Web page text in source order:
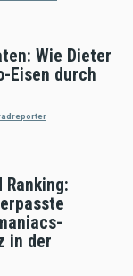
Wie Dieter
Eisen durch
Ranking:
in der